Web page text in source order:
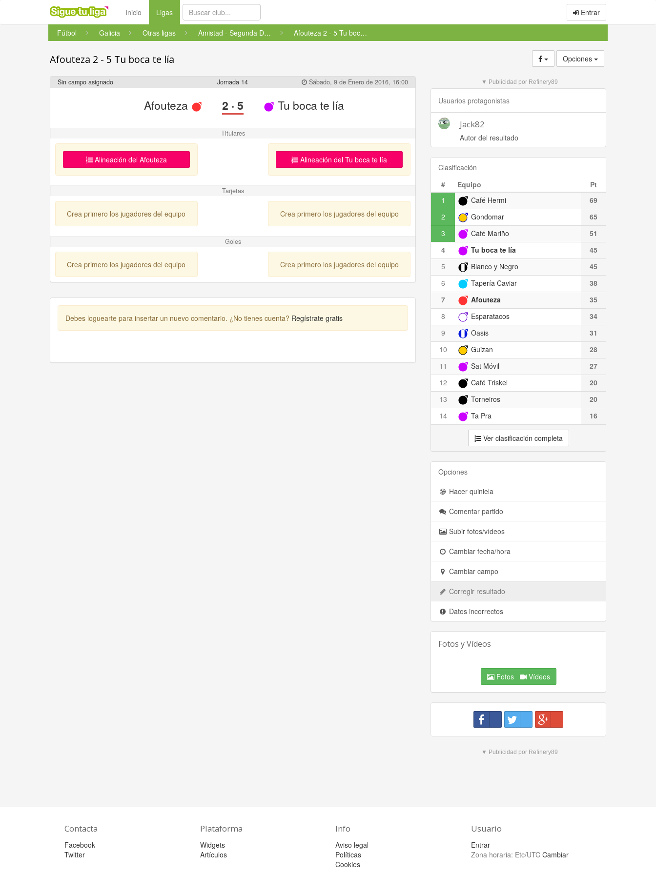
Inicio Ligas(current) Entrar
Fútbol Galicia Otras ligas Amistad - Segunda División Afouteza 2 - 5 Tu boca te lía
Afouteza 2 - 5 Tu boca te lía Opciones
Sin campo asignado Jornada 14 Sábado, 9 de Enero de 2016, 16:00
Afouteza 2 · 5 Tu boca te lía
Titulares
Alineación del Afouteza Alineación del Tu boca te lía
Tarjetas
Crea primero los jugadores del equipo Crea primero los jugadores del equipo
Goles
Crea primero los jugadores del equipo Crea primero los jugadores del equipo
Debes loguearte para insertar un nuevo comentario. ¿No tienes cuenta? Regístrate gratis
▼ Publicidad por Refinery89
Usuarios protagonistas
Jack82
Autor del resultado
Clasificación
#
Equipo
Pt
1
Café Hermi
69
2
Gondomar
65
3
Café Mariño
51
4
Tu boca te lía
45
5
Blanco y Negro
45
6
Tapería Caviar
38
7
Afouteza
35
8
Esparatacos
34
9
Oasis
31
10
Guizan
28
11
Sat Móvil
27
12
Café Triskel
20
13
Torneiros
20
14
Ta Pra 16
Ver clasificación completa
Opciones
Hacer quiniela
Comentar partido
Subir fotos/vídeos
Cambiar fecha/hora
Cambiar campo
Corregir resultado
Datos incorrectos
Fotos y Vídeos
Fotos Vídeos
▼ Publicidad por Refinery89
Contacta
Facebook
Twitter
Plataforma
Widgets
Artículos
Info
Aviso legal
Políticas
Cookies
Usuario
Entrar
Zona horaria: Etc/UTC Cambiar